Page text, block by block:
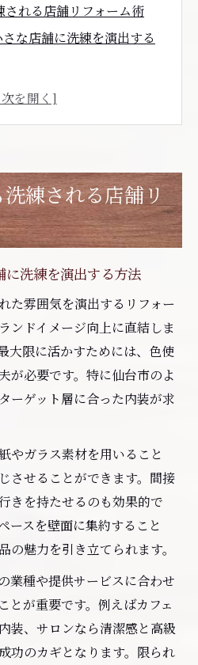
れる店舗リフォーム術
な店舗に洗練を演出する
リフォーム最新トレンド解
工事業者選びの重要ポイ
る信頼できるリフォーム
模店舗をおしゃれに仕上
ンに役立つ内装リフォーム
でも映える内装工事の工
する高級感ある店舗内装
から学ぶリフォーム内装の
質な店舗デザイン
質な店舗デザインを実現す
店舗はリフォームが決め手
練される店舗リ
に洗練を演出する方法
た雰囲気を演出するリフォー
ンドイメージ向上に直結しま
大限に活かすためには、色使
が必要です。特に仙台市のよ
ーゲット層に合った内装が求
やガラス素材を用いること
させることができます。間接
きを持たせるのも効果的で
ースを壁面に集約すること
魅力を引き立てられます。
業種や提供サービスに合わせ
とが重要です。例えばカフェ
装、サロンなら清潔感と高級
功のカギとなります。限られ